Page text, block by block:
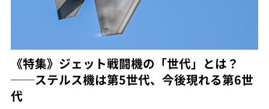
《特集》ジェット戦闘機の「世代」とは？
──ステルス機は第5世代、今後現れる第6世
代